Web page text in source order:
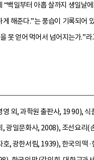
“백일부터 아홉 살까지 생일날
게 해준다.”는 풍습이 기록되어
못 얻어 먹어서 넘어지는가.”라
외, 과학원 출판사, 19 90), 식
, 광일문화사, 2008), 조선요리(
호, 광한서림, 1939), 한국의 떡